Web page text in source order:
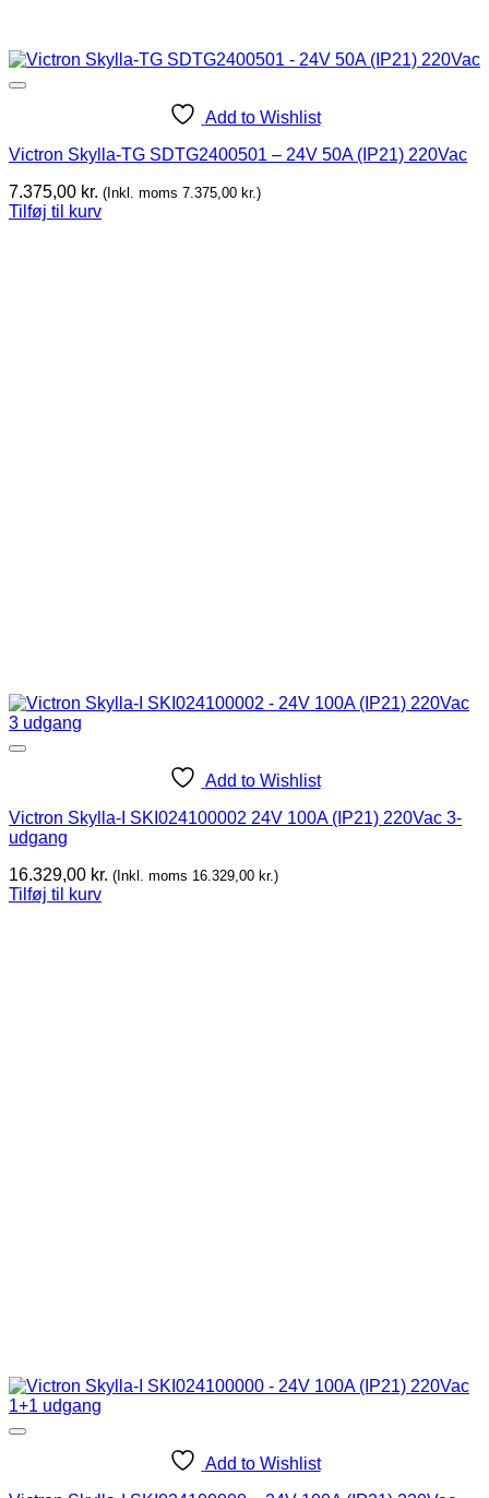
Add to Wishlist
Victron Skylla-TG SDTG2400501 – 24V 50A (IP21) 220Vac
7.375,00 kr. (Inkl. moms 7.375,00 kr.)
Tilføj til kurv
Add to Wishlist
Victron Skylla-I SKI024100002 24V 100A (IP21) 220Vac 3-
udgang
16.329,00 kr. (Inkl. moms 16.329,00 kr.)
Tilføj til kurv
Add to Wishlist